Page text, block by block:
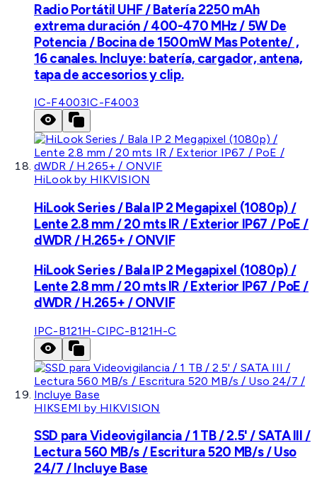
Radio Portátil UHF / Batería 2250 mAh
extrema duración / 400-470 MHz / 5W De
Potencia / Bocina de 1500mW Mas Potente/ ,
16 canales. Incluye: batería, cargador, antena,
tapa de accesorios y clip.
IC-F4003IC-F4003
HiLook by HIKVISION
HiLook Series / Bala IP 2 Megapixel (1080p) /
Lente 2.8 mm / 20 mts IR / Exterior IP67 / PoE /
dWDR / H.265+ / ONVIF
HiLook Series / Bala IP 2 Megapixel (1080p) /
Lente 2.8 mm / 20 mts IR / Exterior IP67 / PoE /
dWDR / H.265+ / ONVIF
IPC-B121H-CIPC-B121H-C
HIKSEMI by HIKVISION
SSD para Videovigilancia / 1 TB / 2.5' / SATA III /
Lectura 560 MB/s / Escritura 520 MB/s / Uso
24/7 / Incluye Base